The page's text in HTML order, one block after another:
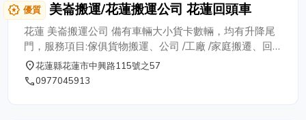
award_star 優質 美崙搬運/花蓮搬運公司 花蓮回頭車
花蓮 美崙搬運公司 備有車輛大小貨卡數輛，均有升降尾
門，服務項目:傢俱貨物搬運、公司 /工廠 /家庭搬遷、回
頭車等多項服務。 我們的團隊不僅擁有專業知識與技
術，且講求細心負責與高效率的服務態度，用心經營每一
place花蓮縣花蓮市中興路115號之57
phone0977045913